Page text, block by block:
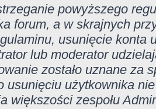
powyższego
forum, a w skrajnych
usunięcie konta
lub moderator
zostało uznane za
usunięciu użytkownika
większości zespołu